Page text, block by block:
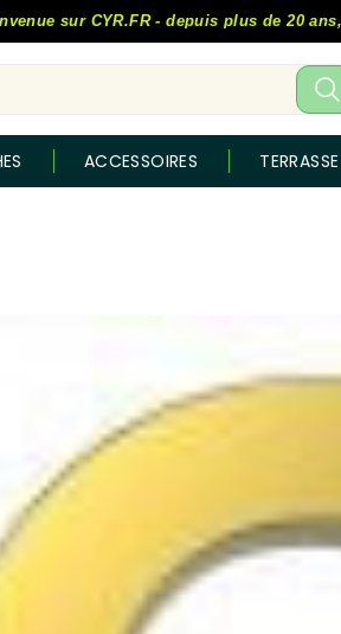
sur CYR.FR - depuis plus de 20 ans, le
ACCESSOIRES